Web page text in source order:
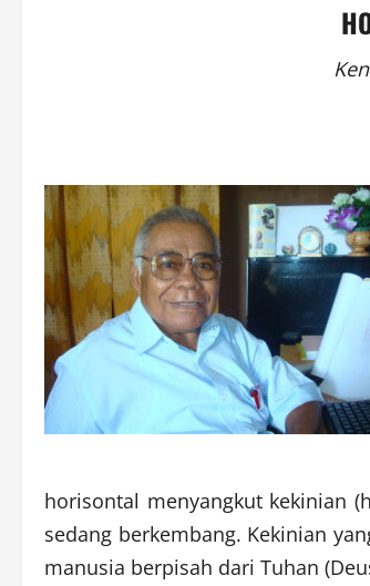
horisontal menyangkut kekinian
sedang berkembang. Kekinian
manusia berpisah dari Tuhan